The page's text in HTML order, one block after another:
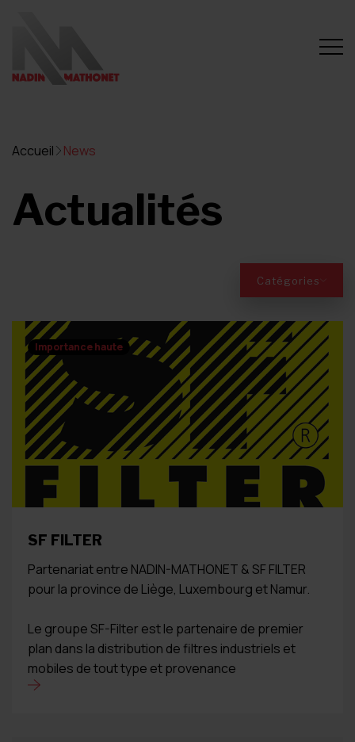
Accueil News
Actualités
Catégories
Importance haute
SF FILTER
Partenariat entre NADIN-MATHONET & SF FILTER
pour la province de Liège, Luxembourg et Namur.
Le groupe SF-Filter est le partenaire de premier
plan dans la distribution de filtres industriels et
mobiles de tout type et provenance